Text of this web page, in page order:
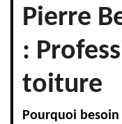
Pierre
:
toiture
Pourquoi